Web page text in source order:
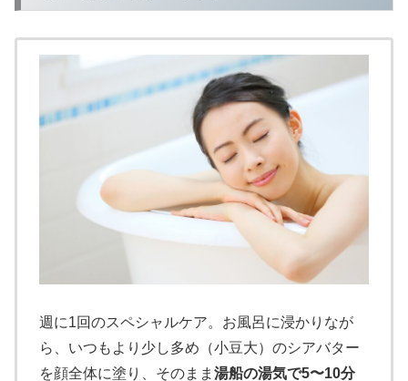
週に1回のスペシャルケア。お風呂に浸かりなが
ら、いつもより少し多め（小豆大）のシアバター
を顔全体に塗り、そのまま 湯船の湯気で5〜10分